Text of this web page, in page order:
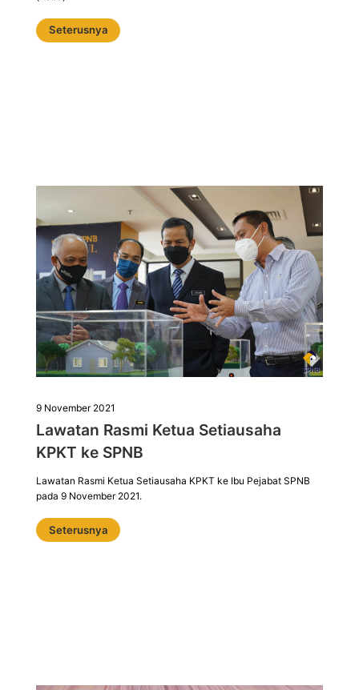
Seterusnya
9 November 2021
Lawatan Rasmi Ketua Setiausaha
KPKT ke SPNB
Lawatan Rasmi Ketua Setiausaha KPKT ke Ibu Pejabat SPNB
pada 9 November 2021.
Seterusnya